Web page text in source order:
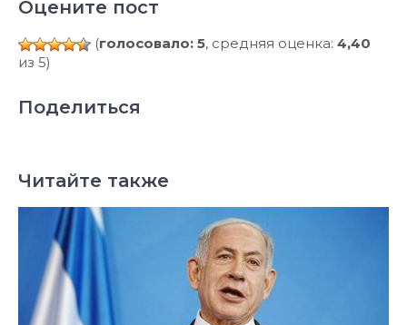
Оцените пост
(голосовало: 5, средняя оценка: 4,40
из 5)
Поделиться
Читайте также